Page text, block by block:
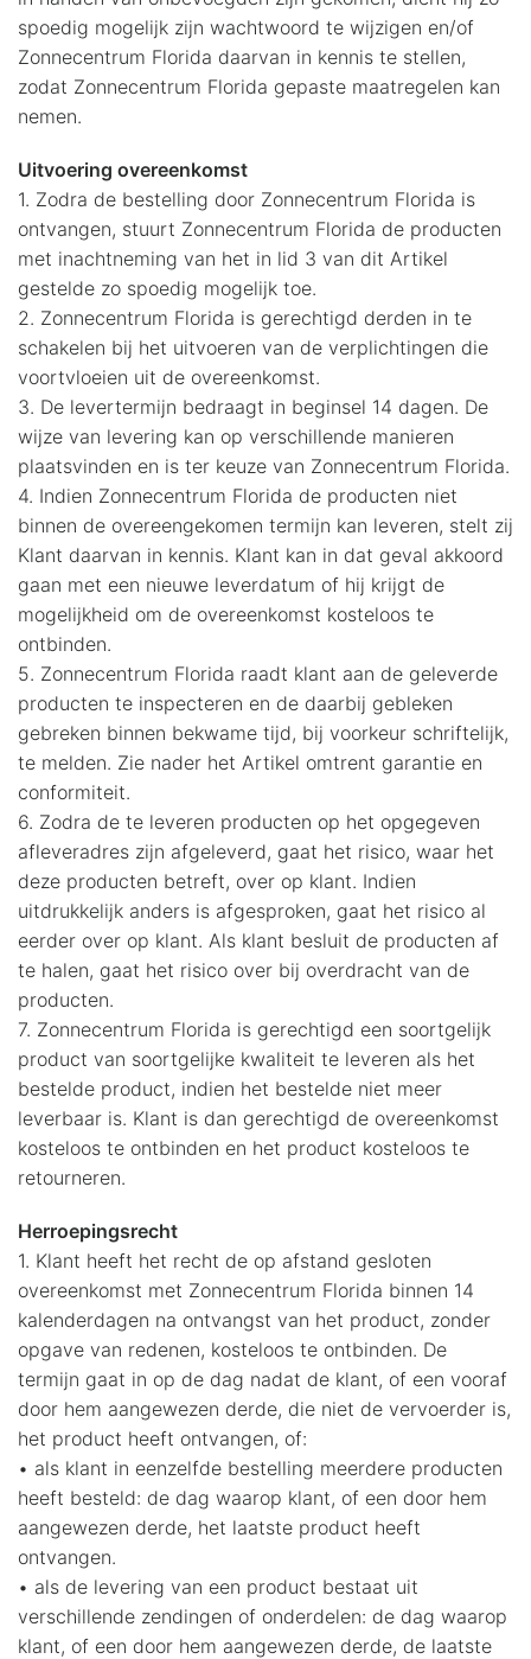
spoedig mogelijk zijn wachtwoord te wijzigen en/of
Zonnecentrum Florida daarvan in kennis te stellen,
zodat Zonnecentrum Florida gepaste maatregelen kan
nemen.
Uitvoering overeenkomst
1. Zodra de bestelling door Zonnecentrum Florida is
ontvangen, stuurt Zonnecentrum Florida de producten
met inachtneming van het in lid 3 van dit Artikel
gestelde zo spoedig mogelijk toe.
2. Zonnecentrum Florida is gerechtigd derden in te
schakelen bij het uitvoeren van de verplichtingen die
voortvloeien uit de overeenkomst.
3. De levertermijn bedraagt in beginsel 14 dagen. De
wijze van levering kan op verschillende manieren
plaatsvinden en is ter keuze van Zonnecentrum Florida.
4. Indien Zonnecentrum Florida de producten niet
binnen de overeengekomen termijn kan leveren, stelt zij
Klant daarvan in kennis. Klant kan in dat geval akkoord
gaan met een nieuwe leverdatum of hij krijgt de
mogelijkheid om de overeenkomst kosteloos te
ontbinden.
5. Zonnecentrum Florida raadt klant aan de geleverde
producten te inspecteren en de daarbij gebleken
gebreken binnen bekwame tijd, bij voorkeur schriftelijk,
te melden. Zie nader het Artikel omtrent garantie en
conformiteit.
6. Zodra de te leveren producten op het opgegeven
afleveradres zijn afgeleverd, gaat het risico, waar het
deze producten betreft, over op klant. Indien
uitdrukkelijk anders is afgesproken, gaat het risico al
eerder over op klant. Als klant besluit de producten af
te halen, gaat het risico over bij overdracht van de
producten.
7. Zonnecentrum Florida is gerechtigd een soortgelijk
product van soortgelijke kwaliteit te leveren als het
bestelde product, indien het bestelde niet meer
leverbaar is. Klant is dan gerechtigd de overeenkomst
kosteloos te ontbinden en het product kosteloos te
retourneren.
Herroepingsrecht
1. Klant heeft het recht de op afstand gesloten
overeenkomst met Zonnecentrum Florida binnen 14
kalenderdagen na ontvangst van het product, zonder
opgave van redenen, kosteloos te ontbinden. De
termijn gaat in op de dag nadat de klant, of een vooraf
door hem aangewezen derde, die niet de vervoerder is,
het product heeft ontvangen, of:
• als klant in eenzelfde bestelling meerdere producten
heeft besteld: de dag waarop klant, of een door hem
aangewezen derde, het laatste product heeft
ontvangen.
• als de levering van een product bestaat uit
verschillende zendingen of onderdelen: de dag waarop
klant, of een door hem aangewezen derde, de laatste